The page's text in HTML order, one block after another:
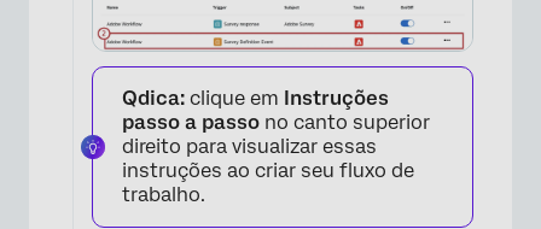
Qdica: clique em Instruções
passo a passo no canto superior
direito para visualizar essas
instruções ao criar seu fluxo de
trabalho.